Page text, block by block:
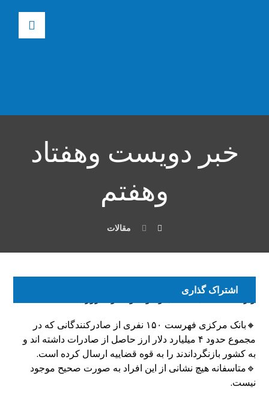
خبر دویست وهفتاد
وهفتم
مقالات
رییس کل بانک مرکزی:هدف اصلي بانک مرکزی تامين ارز براي
واردات کالاهای اساسی و مواد اولیه و ضروری است
🔸بانک مرکزی فهرست ۱۵۰ نفری از صادرکنندگانی که در
مجموع حدود ۴ میلیارد دلار ارز حاصل از صادرات داشته اند و
به کشور بازنگرداندند را به قوه قضاییه ارسال کرده است.
🔹متاسفانه هیچ نشانی از این افراد به صورت صحیح موجود
نیست.